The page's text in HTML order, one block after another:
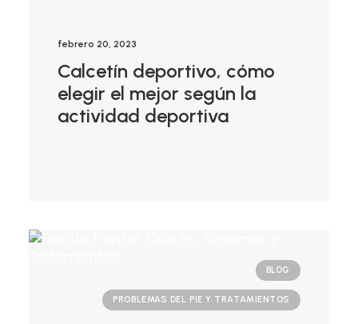
febrero 20, 2023
Calcetín deportivo, cómo
elegir el mejor según la
actividad deportiva
BLOG
PROBLEMAS DEL PIE Y TRATAMIENTOS